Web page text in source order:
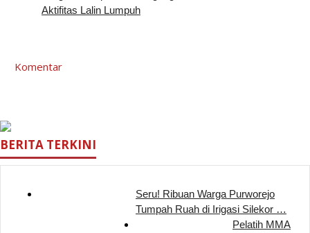
Aktifitas Lalin Lumpuh
Komentar
BERITA TERKINI
Seru! Ribuan Warga Purworejo
Tumpah Ruah di Irigasi Silekor …
Pelatih MMA